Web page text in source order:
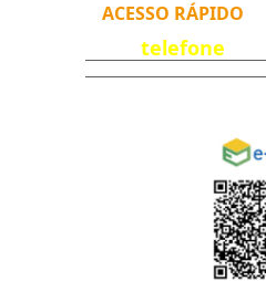
ACESSO RÁPIDO
telefone